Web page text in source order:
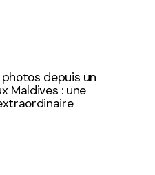
depuis un
Maldives : une